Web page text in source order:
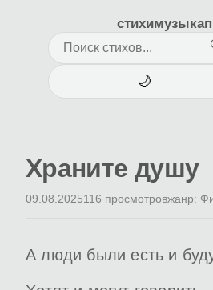
стихимузыка
🌙
Храните душу
09.08.2025116 просмотровжанр:
А люди были есть и